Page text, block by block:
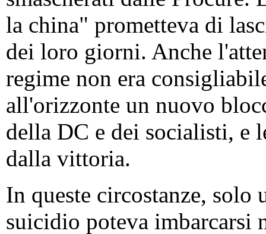
la china" prometteva di
dei loro giorni. Anche
regime non era
all'orizzonte un nuovo
della DC e dei socialisti, e
dalla vittoria.
In queste circostanze,
suicidio poteva imbarcarsi